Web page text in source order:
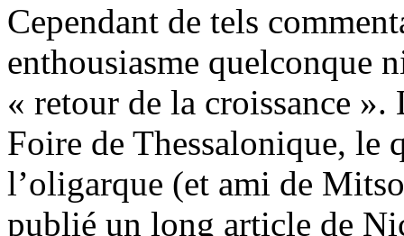
Cependant de tels
enthousiasme quelconque
« retour de la croissance ».
Foire de Thessalonique, le
l’oligarque (et ami de
publié un long article de